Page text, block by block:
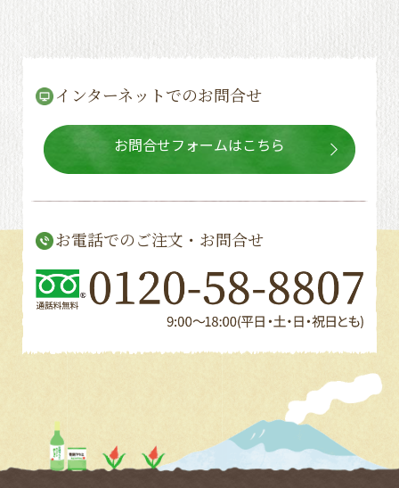
インターネットでのお問合せ
お問合せフォームはこちら
お電話でのご注文・お問合せ